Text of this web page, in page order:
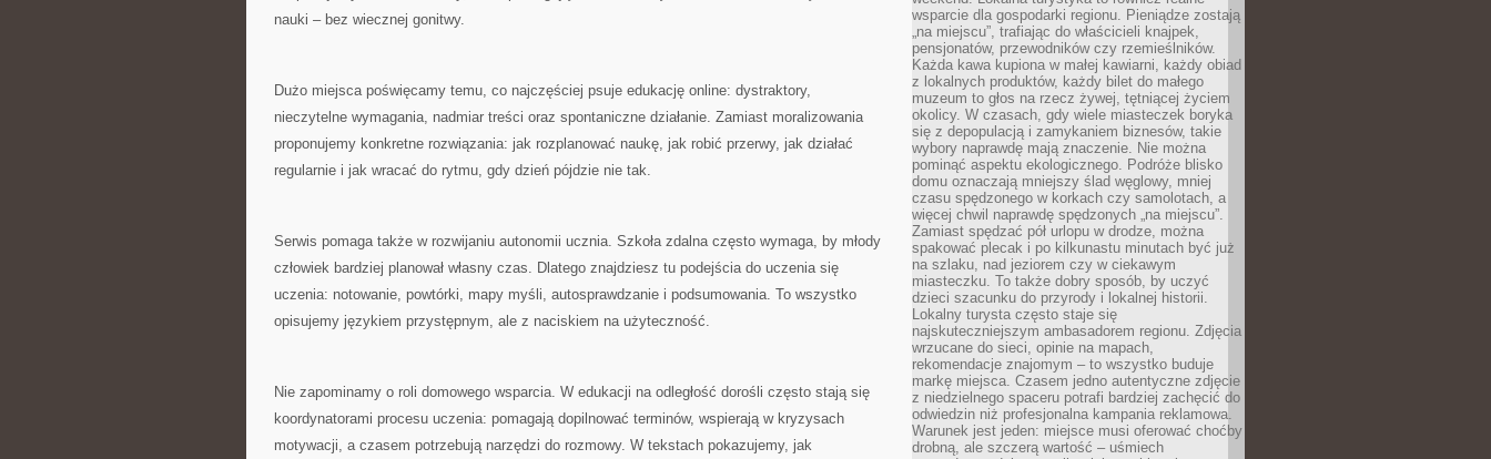
nauki – bez wiecznej gonitwy.
Dużo miejsca poświęcamy temu, co najczęściej psuje edukację online: dystraktory,
nieczytelne wymagania, nadmiar treści oraz spontaniczne działanie. Zamiast moralizowania
proponujemy konkretne rozwiązania: jak rozplanować naukę, jak robić przerwy, jak działać
regularnie i jak wracać do rytmu, gdy dzień pójdzie nie tak.
Serwis pomaga także w rozwijaniu autonomii ucznia. Szkoła zdalna często wymaga, by młody
człowiek bardziej planował własny czas. Dlatego znajdziesz tu podejścia do uczenia się
uczenia: notowanie, powtórki, mapy myśli, autosprawdzanie i podsumowania. To wszystko
opisujemy językiem przystępnym, ale z naciskiem na użyteczność.
Nie zapominamy o roli domowego wsparcia. W edukacji na odległość dorośli często stają się
koordynatorami procesu uczenia: pomagają dopilnować terminów, wspierają w kryzysach
motywacji, a czasem potrzebują narzędzi do rozmowy. W tekstach pokazujemy, jak
wsparcie dla gospodarki regionu. Pieniądze zostają
„na miejscu”, trafiając do właścicieli knajpek,
pensjonatów, przewodników czy rzemieślników.
Każda kawa kupiona w małej kawiarni, każdy obiad
z lokalnych produktów, każdy bilet do małego
muzeum to głos na rzecz żywej, tętniącej życiem
okolicy. W czasach, gdy wiele miasteczek boryka
się z depopulacją i zamykaniem biznesów, takie
wybory naprawdę mają znaczenie. Nie można
pominąć aspektu ekologicznego. Podróże blisko
domu oznaczają mniejszy ślad węglowy, mniej
czasu spędzonego w korkach czy samolotach, a
więcej chwil naprawdę spędzonych „na miejscu”.
Zamiast spędzać pół urlopu w drodze, można
spakować plecak i po kilkunastu minutach być już
na szlaku, nad jeziorem czy w ciekawym
miasteczku. To także dobry sposób, by uczyć
dzieci szacunku do przyrody i lokalnej historii.
Lokalny turysta często staje się
najskuteczniejszym ambasadorem regionu. Zdjęcia
wrzucane do sieci, opinie na mapach,
rekomendacje znajomym – to wszystko buduje
markę miejsca. Czasem jedno autentyczne zdjęcie
z niedzielnego spaceru potrafi bardziej zachęcić do
odwiedzin niż profesjonalna kampania reklamowa.
Warunek jest jeden: miejsce musi oferować choćby
drobną, ale szczerą wartość – uśmiech